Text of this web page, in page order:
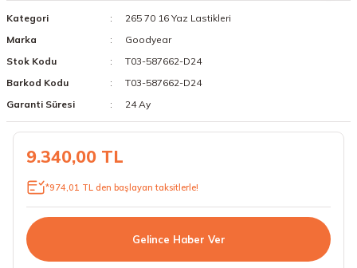
18 Lastikler
19 Lastikler
21 Lastikler
19 Lastikler
Kategori
265 70 16 Yaz Lastikleri
Marka
Goodyear
Stok Kodu
T03-587662-D24
Barkod Kodu
T03-587662-D24
Garanti Süresi
24 Ay
9.340,00 TL
*974,01 TL den başlayan taksitlerle!
Gelince Haber Ver